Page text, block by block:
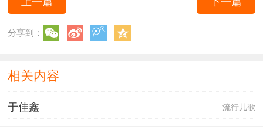
分享到：
相关内容
于佳鑫 流行儿歌